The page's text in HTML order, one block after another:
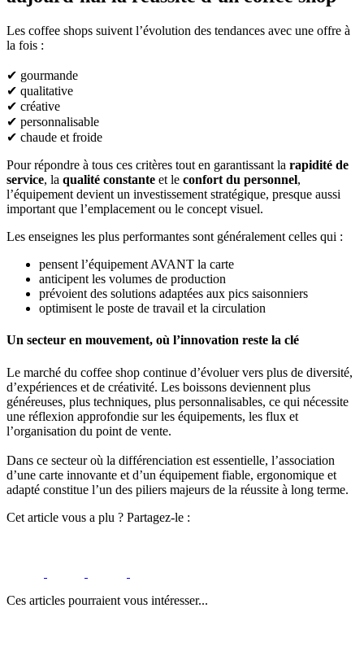
Les coffee shops suivent l’évolution des tendances avec une offre à
la fois :
✔ gourmande
✔ qualitative
✔ créative
✔ personnalisable
✔ chaude et froide
Pour répondre à tous ces critères tout en garantissant la rapidité de
service, la qualité constante et le confort du personnel,
l’équipement devient un investissement stratégique, presque aussi
important que l’emplacement ou le concept visuel.
Les enseignes les plus performantes sont généralement celles qui :
pensent l’équipement AVANT la carte
anticipent les volumes de production
prévoient des solutions adaptées aux pics saisonniers
optimisent le poste de travail et la circulation
Un secteur en mouvement, où l’innovation reste la clé
Le marché du coffee shop continue d’évoluer vers plus de diversité,
d’expériences et de créativité. Les boissons deviennent plus
généreuses, plus techniques, plus personnalisables, ce qui nécessite
une réflexion approfondie sur les équipements, les flux et
l’organisation du point de vente.
Dans ce secteur où la différenciation est essentielle, l’association
d’une carte innovante et d’un équipement fiable, ergonomique et
adapté constitue l’un des piliers majeurs de la réussite à long terme.
Cet article vous a plu ? Partagez-le :
Ces articles pourraient vous intéresser...